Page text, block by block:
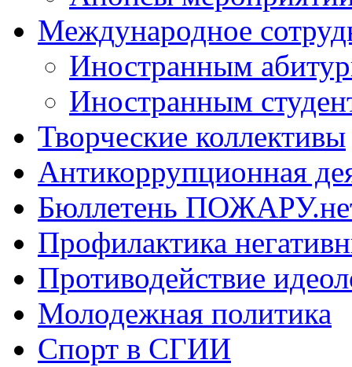
Международное
Иностранным
Иностранным
Творческие коллективы
Антикоррупционная
Бюллетень
Профилактика
Противодействие
Молодежная политика
Спорт в СГИИ